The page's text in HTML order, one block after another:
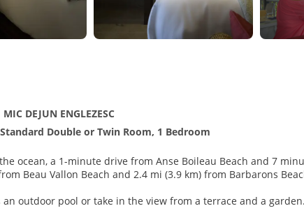
MIC DEJUN ENGLEZESC
Standard Double or Twin Room, 1 Bedroom
ocean, a 1-minute drive from Anse Boileau Beach and 7
from Beau Vallon Beach and 2.4 mi (3.9 km) from Barbarons
outdoor pool or take in the view from a terrace and a